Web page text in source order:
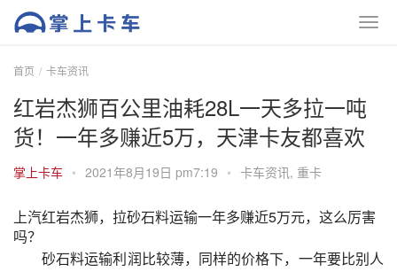
首页 卡车资讯
红岩杰狮百公里油耗28L一天多拉一吨
货！一年多赚近5万，天津卡友都喜欢
掌上卡车 • 2021年8月19日 pm7:19 • 卡车资讯, 重卡
上汽红岩杰狮，拉砂石料运输一年多赚近5万元，这么厉害
吗？
砂石料运输利润比较薄，同样的价格下，一年要比别人